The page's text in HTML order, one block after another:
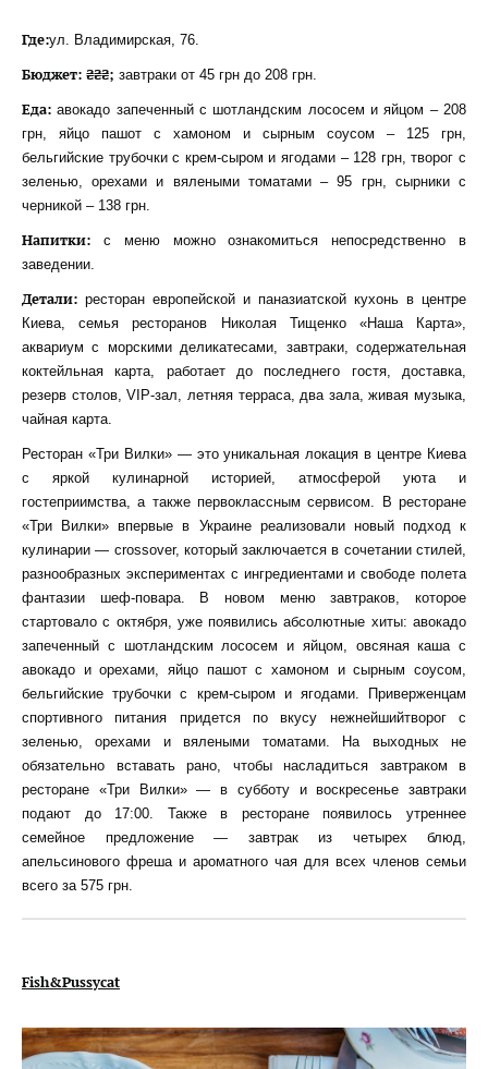
Где:ул. Владимирская, 76.
Бюджет: ₴₴₴; завтраки от 45 грн до 208 грн.
Еда: авокадо запеченный с шотландским лососем и яйцом – 208
грн, яйцо пашот с хамоном и сырным соусом – 125 грн,
бельгийские трубочки с крем-сыром и ягодами – 128 грн, творог с
зеленью, орехами и вялеными томатами – 95 грн, сырники с
черникой – 138 грн.
Напитки:
с меню можно ознакомиться непосредственно в
заведении.
Детали: ресторан европейской и паназиатской кухонь в центре
Киева, семья ресторанов Николая Тищенко «Наша Карта»,
аквариум с морскими деликатесами, завтраки, содержательная
коктейльная карта, работает до последнего гостя, доставка,
резерв столов, VIP-зал, летняя терраса, два зала, живая музыка,
чайная карта.
Ресторан «Три Вилки» — это уникальная локация в центре Киева
с яркой кулинарной историей, атмосферой уюта и
гостеприимства, а также первоклассным сервисом. В ресторане
«Три Вилки» впервые в Украине реализовали новый подход к
кулинарии — crossover, который заключается в сочетании стилей,
разнообразных экспериментах с ингредиентами и свободе полета
фантазии шеф-повара. В новом меню завтраков, которое
стартовало с октября, уже появились абсолютные хиты: авокадо
запеченный с шотландским лососем и яйцом, овсяная каша с
авокадо и орехами, яйцо пашот с хамоном и сырным соусом,
бельгийские трубочки с крем-сыром и ягодами. Приверженцам
спортивного питания придется по вкусу нежнейшийтворог с
зеленью, орехами и вялеными томатами. На выходных не
обязательно вставать рано, чтобы насладиться завтраком в
ресторане «Три Вилки» — в субботу и воскресенье завтраки
подают до 17:00. Также в ресторане появилось утреннее
семейное предложение — завтрак из четырех блюд,
апельсинового фреша и ароматного чая для всех членов семьи
всего за 575 грн.
Fish&Pussycat